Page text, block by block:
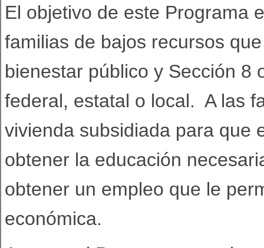
El objetivo de este Programa
familias de bajos recursos
bienestar público y Sección 8
federal, estatal o local. A las
vivienda subsidiada para que
obtener la educación
obtener un empleo que le
económica.